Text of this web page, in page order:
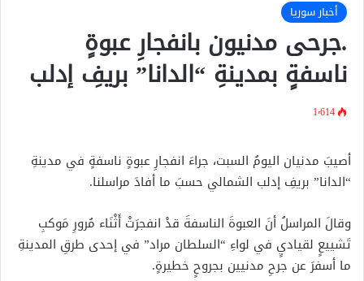
أخبار سوريا
.جرحى مدنيون بانفجارِ عبوةٍ
ناسفةٍ بمدينةِ “الدانا” بريفِ إدلب
1٬614
أصيبَ مدنيان اليومُ السبت، جراءَ انفجارِ عبوةٍ ناسفةٍ في مدينةِ
“الدانا” بريفِ إدلب الشمالي حسبَ ما أفادَ مراسلنا.
وقالَ المراسلُ أنَ العبوةَ الناسفةَ قدْ انفجرَتْ أَثْنَاء مُرورِ مَوكبِ
تَشييعٍ لقياديٍ في لواءِ “السلطان مراد” في إحدى طرقِ المدينةِ
ما أسفرَ عن جرحِ مدنيين بجروحٍ خطيرةٍ.